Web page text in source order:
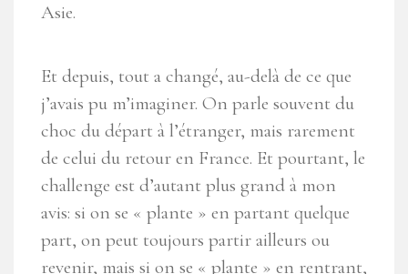
Asie.
Et depuis, tout a changé, au-delà de ce que
j’avais pu m’imaginer. On parle souvent du
choc du départ à l’étranger, mais rarement
de celui du retour en France. Et pourtant, le
challenge est d’autant plus grand à mon
avis: si on se « plante » en partant quelque
part, on peut toujours partir ailleurs ou
revenir, mais si on se « plante » en rentrant,